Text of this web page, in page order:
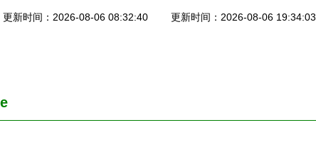
更新时间：2026-08-06 08:32:40 更新时间：2026-08-06 19:34:03